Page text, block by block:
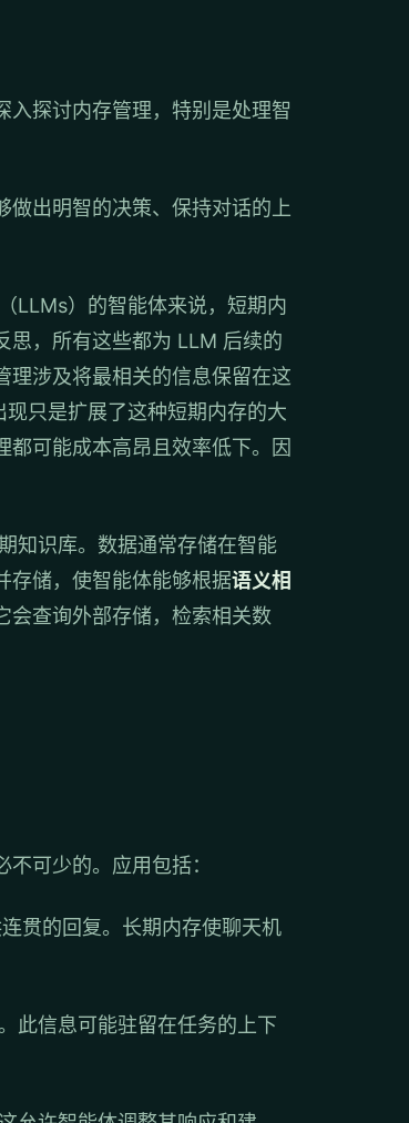
入探讨内存管理，特别是处理智
做出明智的决策、保持对话的上
LLMs）的智能体来说，短期内
思，所有这些都为 LLM 后续的
理涉及将最相关的信息保留在这
只是扩展了这种短期内存的大
都可能成本高昂且效率低下。因
知识库。数据通常存储在智能
存储，使智能体能够根据语义相
会查询外部存储，检索相关数
可少的。应用包括：
贯的回复。长期内存使聊天机
此信息可能驻留在任务的上下